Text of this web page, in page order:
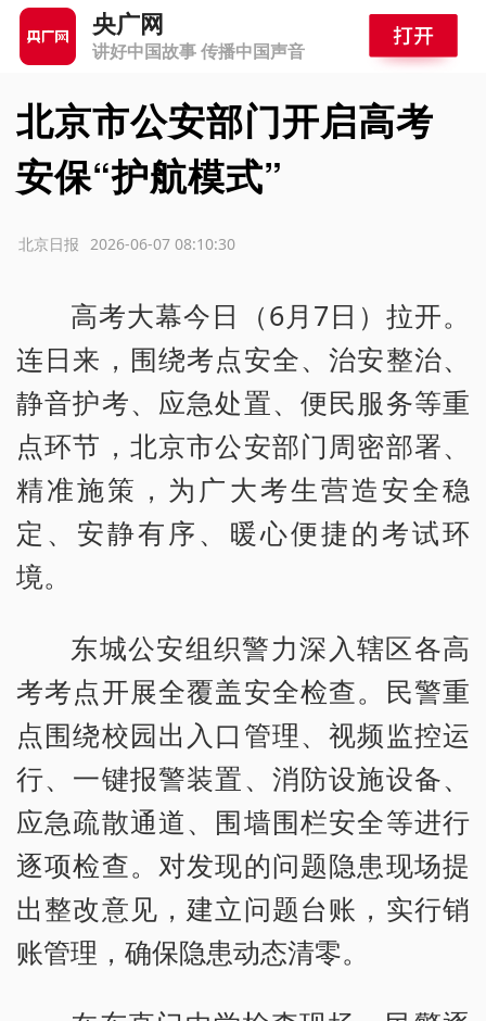
央广网
讲好中国故事 传播中国声音
北京市公安部门开启高考
安保“护航模式”
2026-06-07 08:10:30
北京日报
高考大幕今日（6月7日）拉开。
连日来，围绕考点安全、治安整治、
静音护考、应急处置、便民服务等重
点环节，北京市公安部门周密部署、
精准施策，为广大考生营造安全稳
定、安静有序、暖心便捷的考试环
境。
东城公安组织警力深入辖区各高
考考点开展全覆盖安全检查。民警重
点围绕校园出入口管理、视频监控运
行、一键报警装置、消防设施设备、
应急疏散通道、围墙围栏安全等进行
逐项检查。对发现的问题隐患现场提
出整改意见，建立问题台账，实行销
账管理，确保隐患动态清零。